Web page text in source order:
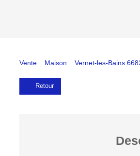
Vente Maison Vernet-les-Bains
Retour